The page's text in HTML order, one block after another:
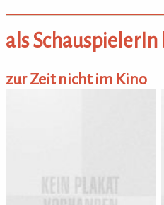
als SchauspielerIn
zur Zeit nicht im Kino